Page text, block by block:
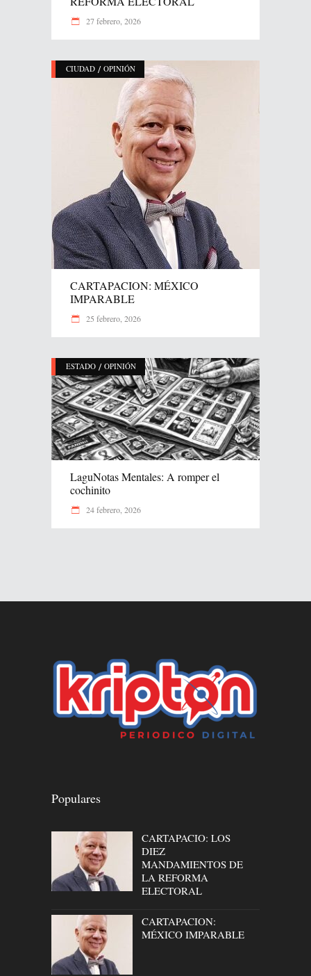
27 febrero, 2026
CIUDAD / OPINIÓN
CARTAPACION: MÉXICO
IMPARABLE
25 febrero, 2026
ESTADO / OPINIÓN
LaguNotas Mentales: A romper el
cochinito
24 febrero, 2026
Populares
CARTAPACIO: LOS
DIEZ
MANDAMIENTOS DE
LA REFORMA
ELECTORAL
CARTAPACION:
MÉXICO IMPARABLE